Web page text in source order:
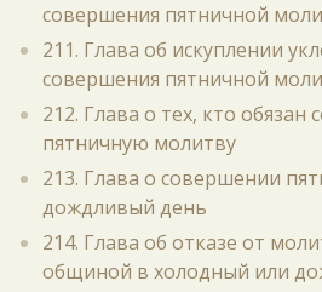
совершения пятничной
211. Глава об искуплении
совершения пятничной
212. Глава о тех, кто обязан
пятничную молитву
213. Глава о совершении
дождливый день
214. Глава об отказе от
общиной в холодный или